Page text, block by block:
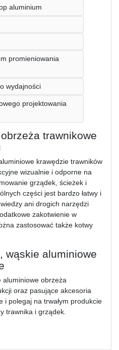
aluminium
promieniowania
wydajności
projektowania
trawnikowe
krawędzie trawników
wizualnie i odporne na
grządek, ścieżek i
części jest bardzo łatwy i
ani drogich narzędzi
zakotwienie w
zastosować także kotwy
wąskie aluminiowe
aluminiowe obrzeża
oraz pasujące akcesoria
i polegaj na trwałym produkcie
trawnika i grządek.